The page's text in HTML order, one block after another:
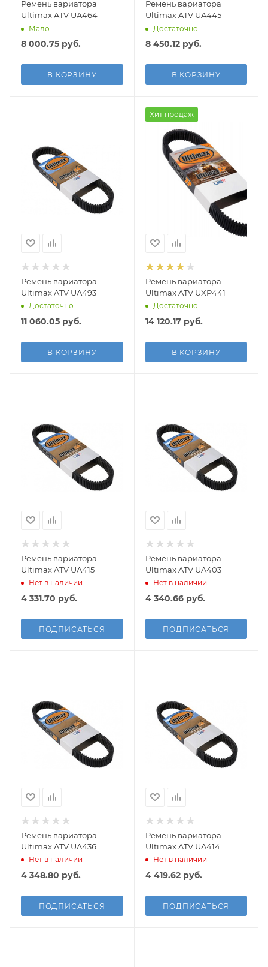
Ремень вариатора
Ultimax ATV UA464
Мало
8 000.75 руб.
В КОРЗИНУ
Ремень вариатора
Ultimax ATV UA445
Достаточно
8 450.12руб.
В КОРЗИНУ
Ремень вариатора
Ultimax ATV UA493
Достаточно
11 060.05 руб.
В КОРЗИНУ
Хит продаж
Ремень вариатора
Ultimax ATV UXP441
Достаточно
14 120.17руб.
В КОРЗИНУ
Ремень вариатора
Ultimax ATV UA415
Нет в наличии
4 331.70 руб.
ПОДПИСАТЬСЯ
Ремень вариатора
Ultimax ATV UA403
Нет в наличии
4 340.66руб.
ПОДПИСАТЬСЯ
Ремень вариатора
Ultimax ATV UA436
Нет в наличии
4 348.80 руб.
ПОДПИСАТЬСЯ
Ремень вариатора
Ultimax ATV UA414
Нет в наличии
4 419.62руб.
ПОДПИСАТЬСЯ